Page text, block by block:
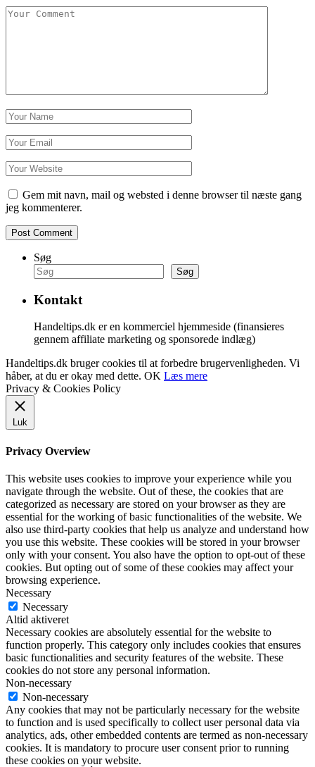
Gem mit navn, mail og websted i denne browser til næste gang
jeg kommenterer.
Søg
Søg
Kontakt
Handeltips.dk er en kommerciel hjemmeside (finansieres
gennem affiliate marketing og sponsorede indlæg)
Handeltips.dk bruger cookies til at forbedre brugervenligheden. Vi
håber, at du er okay med dette. OK Læs mere
Privacy & Cookies Policy
Luk
Privacy Overview
This website uses cookies to improve your experience while you
navigate through the website. Out of these, the cookies that are
categorized as necessary are stored on your browser as they are
essential for the working of basic functionalities of the website. We
also use third-party cookies that help us analyze and understand how
you use this website. These cookies will be stored in your browser
only with your consent. You also have the option to opt-out of these
cookies. But opting out of some of these cookies may affect your
browsing experience.
Necessary
Necessary
Altid aktiveret
Necessary cookies are absolutely essential for the website to
function properly. This category only includes cookies that ensures
basic functionalities and security features of the website. These
cookies do not store any personal information.
Non-necessary
Non-necessary
Any cookies that may not be particularly necessary for the website
to function and is used specifically to collect user personal data via
analytics, ads, other embedded contents are termed as non-necessary
cookies. It is mandatory to procure user consent prior to running
these cookies on your website.